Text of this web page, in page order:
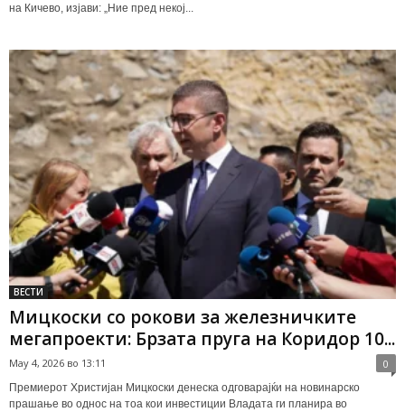
на Кичево, изјави: „Ние пред некој...
ВЕСТИ
Мицкоски со рокови за железничките
мегапроекти: Брзата пруга на Коридор 10...
May 4, 2026 во 13:11 0
Премиерот Христијан Мицкоски денеска одговарајќи на новинарско
прашање во однос на тоа кои инвестиции Владата ги планира во